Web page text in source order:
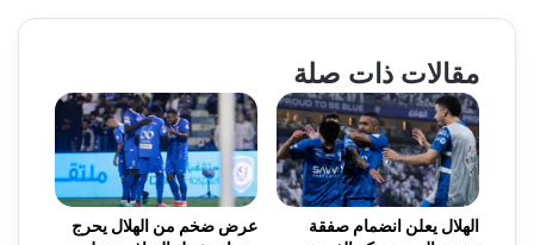
مقالات ذات صلة
عرض ضخم من الهلال يحرج
الهلال يعلن انضمام صفقة